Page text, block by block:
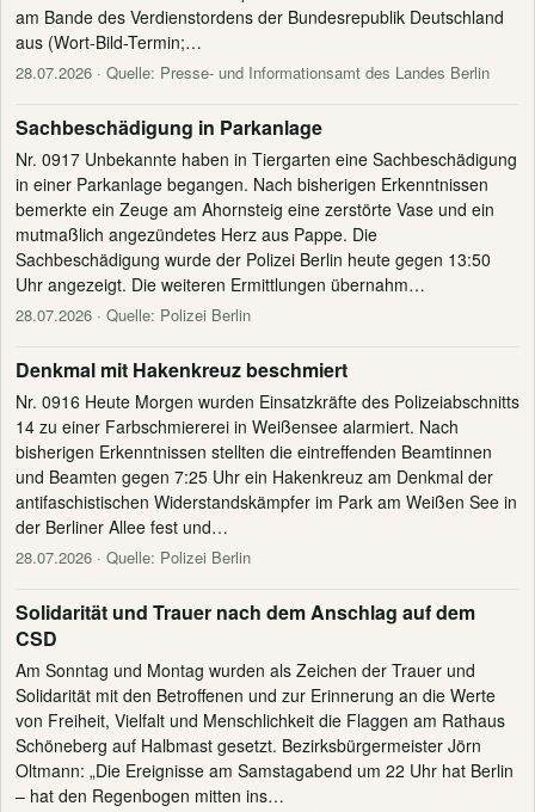
am Bande des Verdienstordens der Bundesrepublik Deutschland
aus (Wort-Bild-Termin;…
28.07.2026 · Quelle: Presse- und Informationsamt des Landes Berlin
Sachbeschädigung in Parkanlage
Nr. 0917 Unbekannte haben in Tiergarten eine Sachbeschädigung
in einer Parkanlage begangen. Nach bisherigen Erkenntnissen
bemerkte ein Zeuge am Ahornsteig eine zerstörte Vase und ein
mutmaßlich angezündetes Herz aus Pappe. Die
Sachbeschädigung wurde der Polizei Berlin heute gegen 13:50
Uhr angezeigt. Die weiteren Ermittlungen übernahm…
28.07.2026 · Quelle: Polizei Berlin
Denkmal mit Hakenkreuz beschmiert
Nr. 0916 Heute Morgen wurden Einsatzkräfte des Polizeiabschnitts
14 zu einer Farbschmiererei in Weißensee alarmiert. Nach
bisherigen Erkenntnissen stellten die eintreffenden Beamtinnen
und Beamten gegen 7:25 Uhr ein Hakenkreuz am Denkmal der
antifaschistischen Widerstandskämpfer im Park am Weißen See in
der Berliner Allee fest und…
28.07.2026 · Quelle: Polizei Berlin
Solidarität und Trauer nach dem Anschlag auf dem
CSD
Am Sonntag und Montag wurden als Zeichen der Trauer und
Solidarität mit den Betroffenen und zur Erinnerung an die Werte
von Freiheit, Vielfalt und Menschlichkeit die Flaggen am Rathaus
Schöneberg auf Halbmast gesetzt. Bezirksbürgermeister Jörn
Oltmann: „Die Ereignisse am Samstagabend um 22 Uhr hat Berlin
– hat den Regenbogen mitten ins…